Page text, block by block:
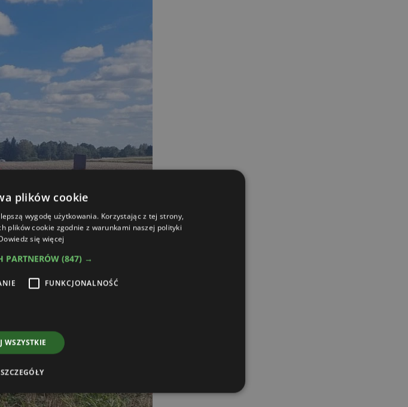
plików cookie
wygodę użytkowania. Korzystając z tej strony,
plików cookie zgodnie z warunkami naszej polityki
się więcej
PARTNERÓW (847) →
FUNKCJONALNOŚĆ
WSZYSTKIE